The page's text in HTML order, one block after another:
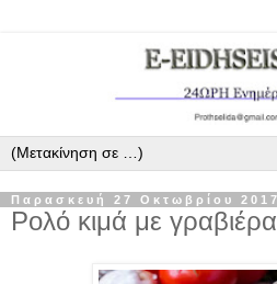
Παρασκευή 27 Οκτωβρίου 2017
Ρολό κιμά με